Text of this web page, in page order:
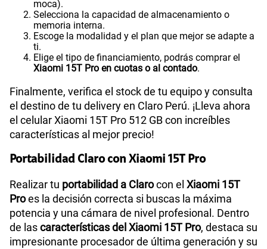
moca).
Selecciona la capacidad de almacenamiento o
memoria interna.
Escoge la modalidad y el plan que mejor se adapte a
ti.
Elige el tipo de financiamiento, podrás comprar el
Xiaomi 15T Pro en cuotas o al contado.
Finalmente, verifica el stock de tu equipo y consulta
el destino de tu delivery en Claro Perú. ¡Lleva ahora
el celular Xiaomi 15T Pro 512 GB con increíbles
características al mejor precio!
Portabilidad Claro con Xiaomi 15T Pro
Realizar tu portabilidad a Clarocon el Xiaomi 15T
Proes la decisión correcta si buscas la máxima
potencia y una cámara de nivel profesional. Dentro
de lascaracterísticas del Xiaomi 15T Pro, destaca su
impresionante procesador de última generación y su